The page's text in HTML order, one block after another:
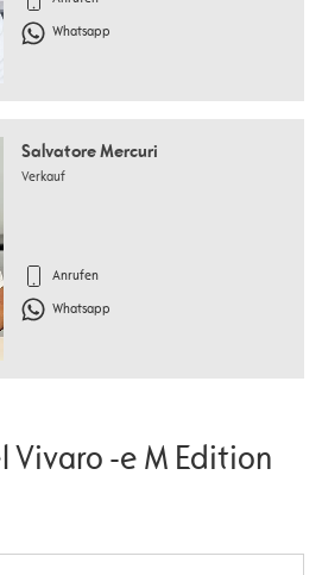
Whatsapp
Salvatore Mercuri
Verkauf
Anrufen
Whatsapp
Vivaro -e M Edition